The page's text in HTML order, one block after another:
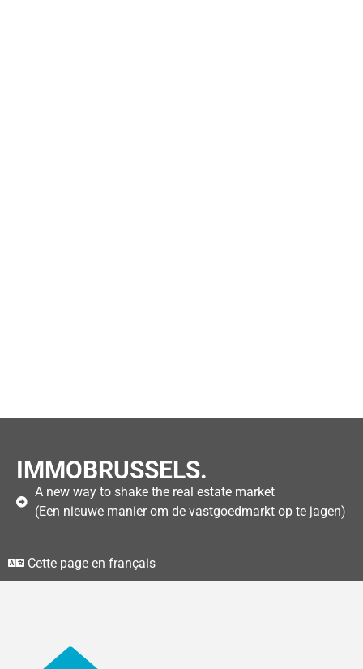
IMMOBRUSSELS.
A new way to shake the real estate market
(Een nieuwe manier om de vastgoedmarkt op te jagen)
Cette page en français